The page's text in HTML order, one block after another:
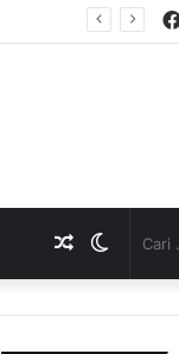
Switch
skin
Artikel
Acak